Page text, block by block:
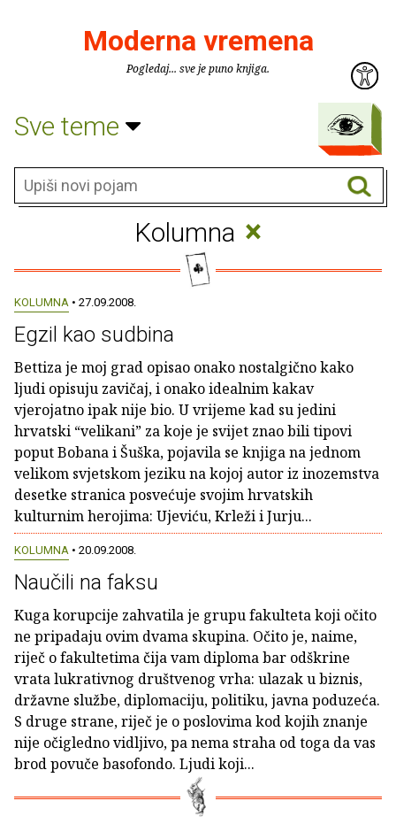
Moderna vremena
Pogledaj... sve je puno knjiga.
Sve teme
Kolumna ×
KOLUMNA • 27.09.2008.
Egzil kao sudbina
Bettiza je moj grad opisao onako nostalgično kako
ljudi opisuju zavičaj, i onako idealnim kakav
vjerojatno ipak nije bio. U vrijeme kad su jedini
hrvatski “velikani” za koje je svijet znao bili tipovi
poput Bobana i Šuška, pojavila se knjiga na jednom
velikom svjetskom jeziku na kojoj autor iz inozemstva
desetke stranica posvećuje svojim hrvatskih
kulturnim herojima: Ujeviću, Krleži i Jurju...
KOLUMNA • 20.09.2008.
Naučili na faksu
Kuga korupcije zahvatila je grupu fakulteta koji očito
ne pripadaju ovim dvama skupina. Očito je, naime,
riječ o fakultetima čija vam diploma bar odškrine
vrata lukrativnog društvenog vrha: ulazak u biznis,
državne službe, diplomaciju, politiku, javna poduzeća.
S druge strane, riječ je o poslovima kod kojih znanje
nije očigledno vidljivo, pa nema straha od toga da vas
brod povuče basofondo. Ljudi koji...